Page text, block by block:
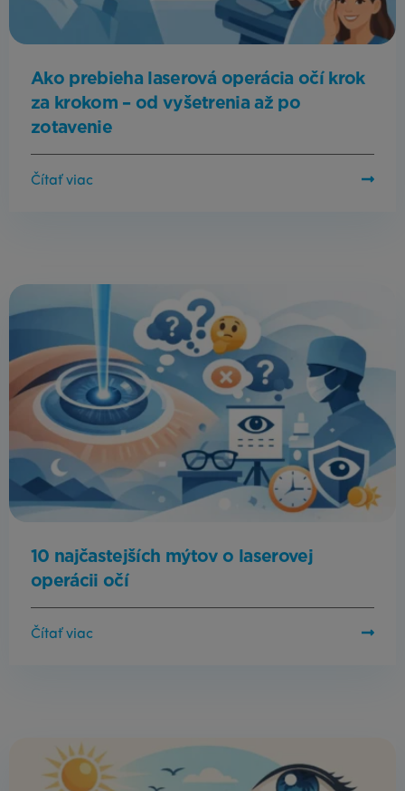
Ako prebieha laserová operácia očí krok
za krokom – od vyšetrenia až po
zotavenie
Čítať viac
10 najčastejších mýtov o laserovej
operácii očí
Čítať viac